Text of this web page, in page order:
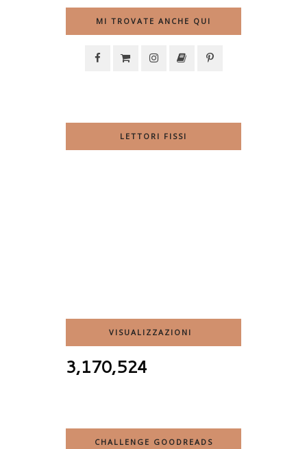
MI TROVATE ANCHE QUI
LETTORI FISSI
VISUALIZZAZIONI
3,170,524
CHALLENGE GOODREADS